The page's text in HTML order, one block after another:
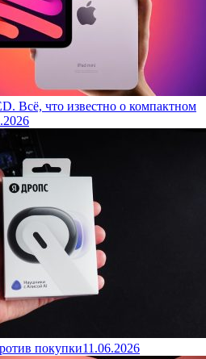
Всё, что известно о компактном
покупки11.06.2026